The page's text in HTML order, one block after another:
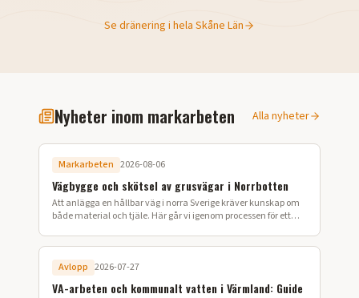
Se dränering i hela Skåne Län
Nyheter inom markarbeten Alla nyheter
Markarbeten 2026-08-06
Vägbygge och skötsel av grusvägar i Norrbotten
Att anlägga en hållbar väg i norra Sverige kräver kunskap om
både material och tjäle. Här går vi igenom processen för ett
Avlopp 2026-07-27
VA-arbeten och kommunalt vatten i Värmland: Guide